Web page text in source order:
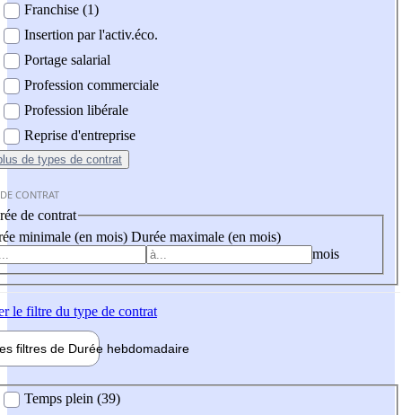
Franchise (1)
Insertion par l'activ.éco.
Portage salarial
Profession commerciale
Profession libérale
Reprise d'entreprise
de types de contrat
CONTRAT
de contrat
minimale (en mois) Durée maximale (en mois)
mois
le filtre du type de contrat
filtres de Durée hebdomadaire
Temps plein (39)